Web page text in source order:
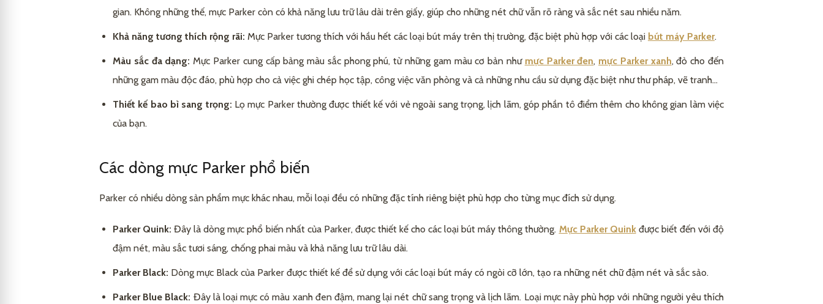
gian. Không những thế, mực Parker còn có khả năng lưu trữ lâu dài trên giấy, giúp cho những nét chữ vẫn rõ ràng và sắc nét sau nhiều năm.
Khả năng tương thích rộng rãi: Mực Parker tương thích với hầu hết các loại bút máy trên thị trường, đặc biệt phù hợp với các loại bút máy Parker.
Màu sắc đa dạng:Mực Parker cung cấp bảng màu sắc phong phú, từ những gam màu cơ bản như mực Parker đen, mực Parker xanh, đỏ cho đến
những gam màu độc đáo, phù hợp cho cả việc ghi chép học tập, công việc văn phòng và cả những nhu cầu sử dụng đặc biệt như thư pháp, vẽ tranh…
Thiết kế bao bì sang trọng: Lọ mực Parker thường được thiết kế với vẻ ngoài sang trọng, lịch lãm, góp phần tô điểm thêm cho không gian làm việc
của bạn.
Các dòng mực Parker phổ biến
Parker có nhiều dòng sản phẩm mực khác nhau, mỗi loại đều có những đặc tính riêng biệt phù hợp cho từng mục đích sử dụng.
Parker Quink: Đây là dòng mực phổ biến nhất của Parker, được thiết kế cho các loại bút máy thông thường. Mực Parker Quinkđược biết đến với độ
đậm nét, màu sắc tươi sáng, chống phai màu và khả năng lưu trữ lâu dài.
Parker Black: Dòng mực Black của Parker được thiết kế để sử dụng với các loại bút máy có ngòi cỡ lớn, tạo ra những nét chữ đậm nét và sắc sảo.
Parker Blue Black: Đây là loại mực có màu xanh đen đậm, mang lại nét chữ sang trọng và lịch lãm. Loại mực này phù hợp với những người yêu thích